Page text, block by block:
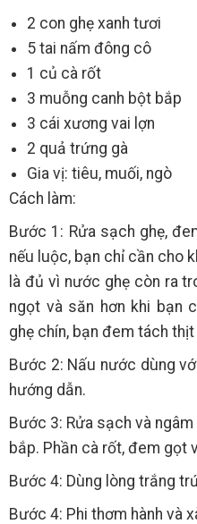
2 con ghẹ xanh tươi
5 tai nấm đông cô
1 củ cà rốt
3 muỗng canh bột bắp
3 cái xương vai lợn
2 quả trứng gà
Gia vị: tiêu, muối, ngò
Cách làm:
Bước 1: Rửa sạch ghẹ,
nếu luộc, bạn chỉ cần cho
là đủ vì nước ghẹ còn ra
ngọt và săn hơn khi bạn
ghẹ chín, bạn đem tách
Bước 2: Nấu nước dùng
hướng dẫn.
Bước 3: Rửa sạch và
bắp. Phần cà rốt, đem gọt
Bước 4: Dùng lòng trắng
Bước 4: Phi thơm hành và